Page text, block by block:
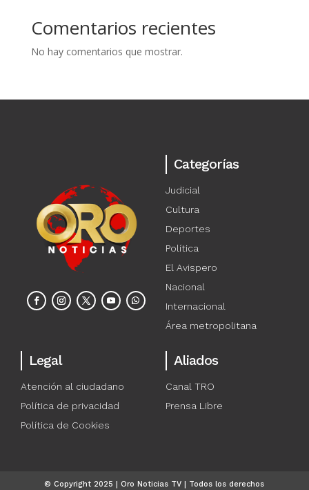
Comentarios recientes
No hay comentarios que mostrar.
Categorías
Judicial
Cultura
Deportes
Política
El Avispero
Nacional
Internacional
Área metropolitana
Legal
Atención al ciudadano
Política de privacidad
Política de Cookies
Aliados
Canal TRO
Prensa Libre
© Copyright 2025 | Oro Noticias TV | Todos los derechos